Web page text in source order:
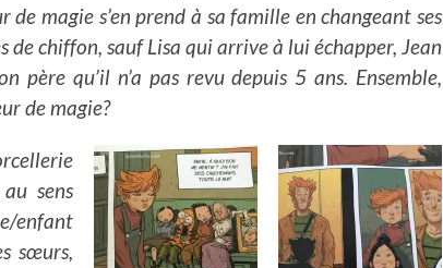
magie s’en prend à sa famille en changeant ses
de chiffon, sauf Lisa qui arrive à lui échapper, Jean
père qu’il n’a pas revu depuis 5 ans. Ensemble,
de magie?
sens
enfant
sœurs,